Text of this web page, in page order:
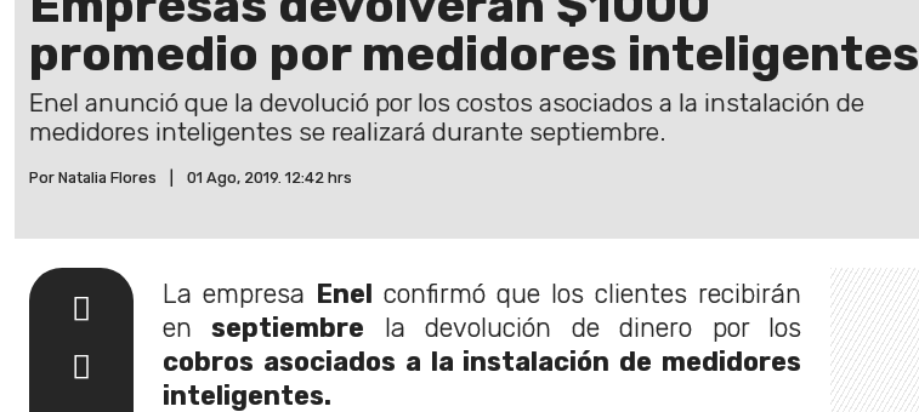
promedio por medidores inteligentes
Enel anunció que la devolució por los costos asociados a la instalación de
medidores inteligentes se realizará durante septiembre.
Por Natalia Flores 01 Ago, 2019. 12:42 hrs
La empresa Enel confirmó que los clientes recibirán
enseptiembre la devolución de dinero por los
cobros asociados a la instalación de medidores
inteligentes.